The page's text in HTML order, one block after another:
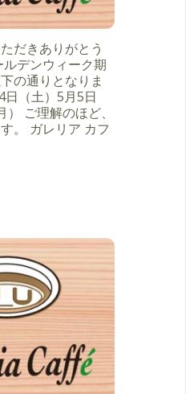
だきありがとう
デンウィーク期
の通りとなりま
（土）5月5日
） ご理解のほど、
。 ガレリア カフ